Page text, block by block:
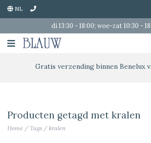
NL
di 13:30 - 18:00; woe-zat 10:30 -
Gratis verzending binnen Benelux
Producten getagd met kralen
Home / Tags / kralen